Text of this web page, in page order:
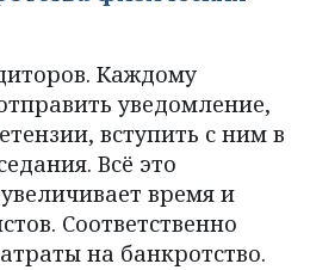
Каждому
уведомление,
вступить с ним в
Всё это
время и
Соответственно
на банкротство.